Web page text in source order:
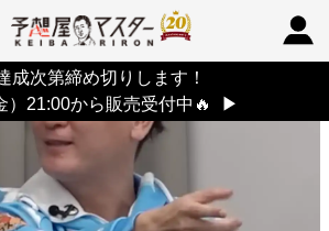
成次第締め切りします！
）21:00から販売受付中🔥
▶